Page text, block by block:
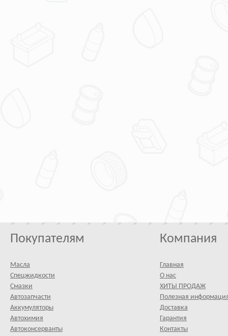
Покупателям
Масла
Спецжидкости
Смазки
Автозапчасти
Аккумуляторы
Автохимия
Автоконсерванты
Компания
Главная
О нас
ХИТЫ ПРОДАЖ
Полезная
Доставка
Гарантия
Контакты